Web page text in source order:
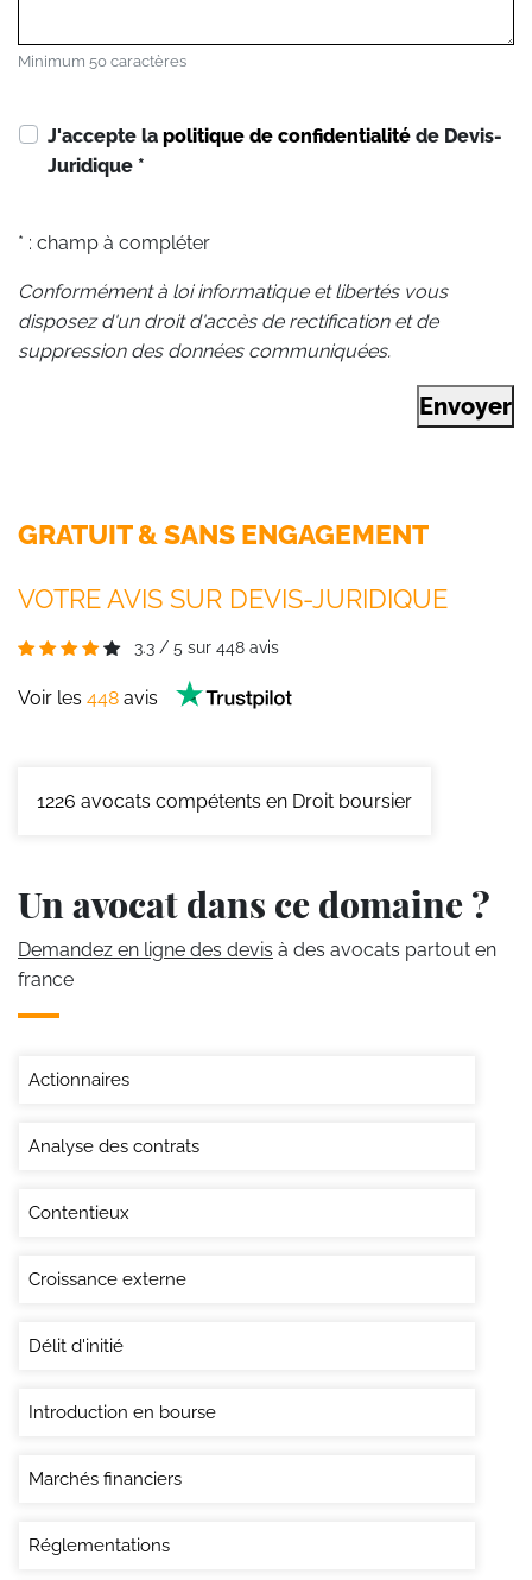
Minimum 50 caractères
J'accepte la politique de confidentialité de Devis-
Juridique *
* : champ à compléter
Conformément à loi informatique et libertés vous
disposez d'un droit d'accès de rectification et de
suppression des données communiquées.
Envoyer
GRATUIT & SANS ENGAGEMENT
VOTRE AVIS SUR DEVIS-JURIDIQUE
3.3 / 5 sur 448 avis
Voir les 448 avis
1226 avocats compétents en Droit boursier
Un avocat dans ce domaine ?
Demandez en ligne des devis à des avocats partout en
france
Actionnaires
Analyse des contrats
Contentieux
Croissance externe
Délit d'initié
Introduction en bourse
Marchés financiers
Réglementations